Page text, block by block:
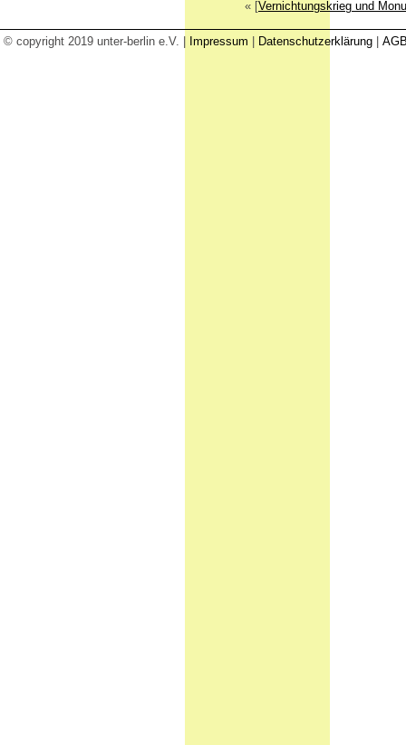
« [Vernichtungskrieg und
© copyright 2019 unter-berlin e.V. | Impressum Datenschutzerklärung